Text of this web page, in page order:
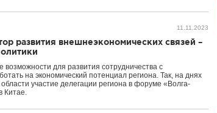
11.11.2023
развития внешнеэкономических связей –
возможности для развития сотрудничества с
на экономический потенциал региона. Так, на днях
участие делегации региона в форуме «Волга-
Китае.